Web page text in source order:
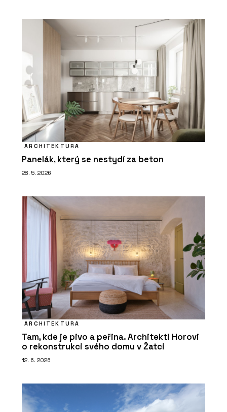
ARCHITEKTURA
Panelák, který se nestydí za beton
28. 5. 2026
ARCHITEKTURA
Tam, kde je pivo a peřina. Architekti Horovi
o rekonstrukci svého domu v Žatci
12. 6. 2026